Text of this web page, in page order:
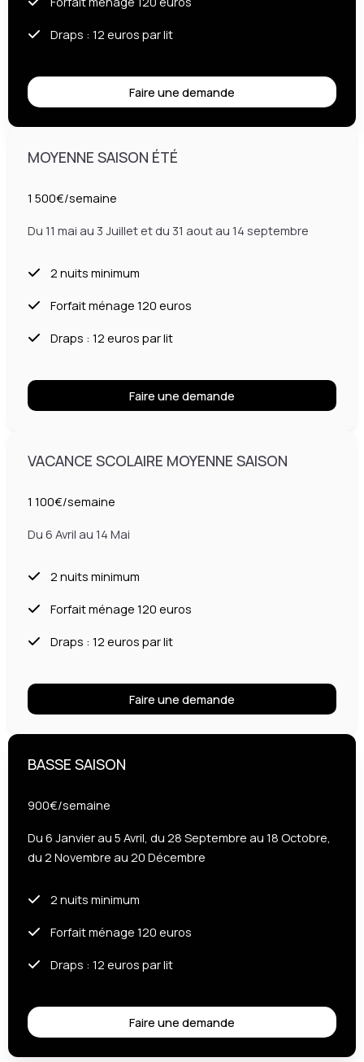
Draps : 12 euros par lit
Faire une demande
MOYENNE SAISON ÉTÉ
1 500€/semaine
Du 11 mai au 3 Juillet et du 31 aout au 14 septembre
2 nuits minimum
Forfait ménage 120 euros
Draps : 12 euros par lit
Faire une demande
VACANCE SCOLAIRE MOYENNE SAISON
1 100€/semaine
Du 6 Avril au 14 Mai
2 nuits minimum
Forfait ménage 120 euros
Draps : 12 euros par lit
Faire une demande
BASSE SAISON
900€/semaine
Du 6 Janvier au 5 Avril, du 28 Septembre au 18 Octobre,
du 2 Novembre au 20 Décembre
2 nuits minimum
Forfait ménage 120 euros
Draps : 12 euros par lit
Faire une demande